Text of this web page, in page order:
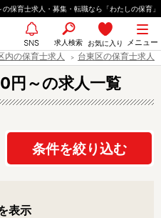
保育士求人・募集・転職なら「わたしの保育」
メニュー
お気に入り
求人検索
SNS
内の保育士求人 台東区の保育士求人
円～の求人一覧
条件を絞り込む
表示